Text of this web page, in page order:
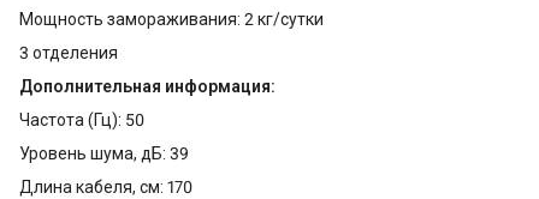
Мощность замораживания: 2 кг/сутки
3 отделения
Дополнительная информация:
Частота (Гц): 50
Уровень шума, дБ: 39
Длина кабеля, см: 170